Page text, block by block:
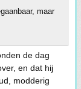
maar
de dag
en dat hij
modderig